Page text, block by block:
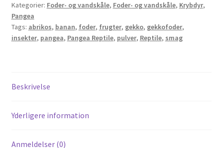
Kategorier: Foder- og vandskåle, Foder- og vandskåle, Krybdyr,
Pangea
Tags: abrikos, banan, foder, frugter, gekko, gekkofoder,
insekter, pangea, Pangea Reptile, pulver, Reptile, smag
Beskrivelse
Yderligere information
Anmeldelser (0)